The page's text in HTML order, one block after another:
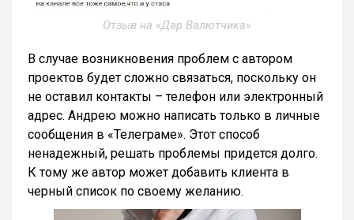
Отзыв на «Дар Валютчика»
В случае возникновения проблем с автором
проектов будет сложно связаться, поскольку он
не оставил контакты – телефон или электронный
адрес. Андрею можно написать только в личные
сообщения в «Телеграме». Этот способ
ненадежный, решать проблемы придется долго.
К тому же автор может добавить клиента в
черный список по своему желанию.